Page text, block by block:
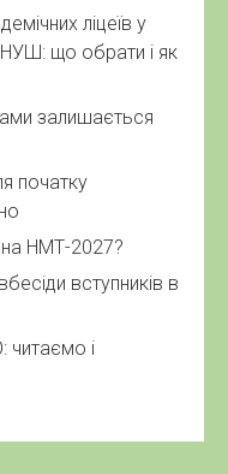
ліцеїв у
НУШ: що обрати і як
залишається
початку
на НМТ-2027?
вступників в
читаємо і